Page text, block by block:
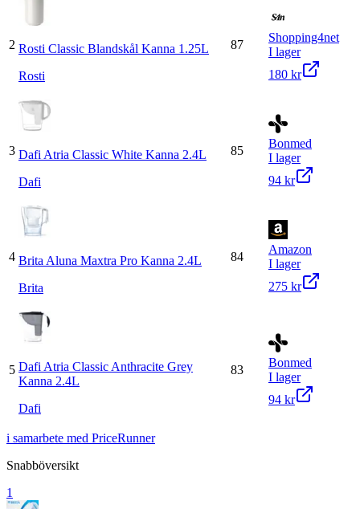
2 Rosti Classic Blandskål Kanna 1.25L
Rosti
87
Shopping4net
I lager
180 kr
3 Dafi Atria Classic White Kanna 2.4L
Dafi
85
Bonmed
I lager
94 kr
4 Brita Aluna Maxtra Pro Kanna 2.4L
Brita
84
Amazon
I lager
275 kr
5 Dafi Atria Classic Anthracite Grey
Kanna 2.4L
Dafi
83
Bonmed
I lager
94 kr
i samarbete med PriceRunner
Snabböversikt
1